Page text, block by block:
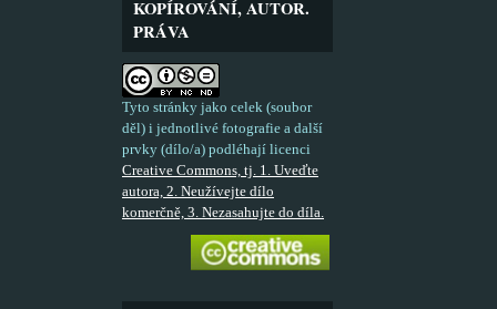
KOPÍROVÁNÍ, AUTOR.
PRÁVA
Tyto stránky jako celek (soubor
děl) i jednotlivé fotografie a další
prvky (dílo/a) podléhají licenci
Creative Commons, tj. 1. Uveďte
autora, 2. Neužívejte dílo
komerčně, 3. Nezasahujte do díla.